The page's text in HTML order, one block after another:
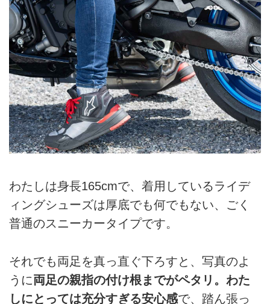
わたしは身長165cmで、着用しているライデ
ィングシューズは厚底でも何でもない、ごく
普通のスニーカータイプです。
それでも両足を真っ直ぐ下ろすと、写真のよ
うに両足の親指の付け根までがペタリ。わた
しにとっては充分すぎる安心感で、踏ん張っ